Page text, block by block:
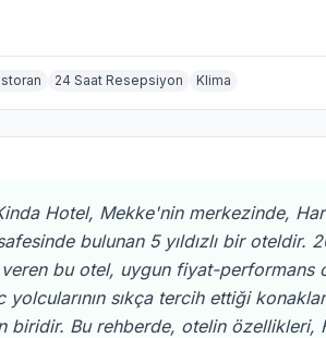
24 Saat Resepsiyon Klima
Hotel, Mekke'nin merkezinde,
bulunan 5 yıldızlı bir oteldir.
bu otel, uygun fiyat-performans
yolcularının sıkça tercih ettiği
biridir. Bu rehberde, otelin özellikleri,